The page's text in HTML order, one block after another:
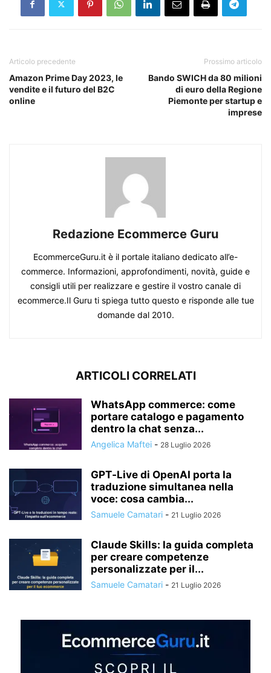
Articolo precedente
Amazon Prime Day 2023, le
vendite e il futuro del B2C
online
Prossimo articolo
Bando SWICH da 80 milioni
di euro della Regione
Piemonte per startup e
imprese
Redazione Ecommerce Guru
EcommerceGuru.it è il portale italiano dedicato all’e-
commerce. Informazioni, approfondimenti, novità, guide e
consigli utili per realizzare e gestire il vostro canale di
ecommerce.Il Guru ti spiega tutto questo e risponde alle tue
domande dal 2010.
ARTICOLI CORRELATI
WhatsApp commerce: come
portare catalogo e pagamento
dentro la chat senza...
Angelica Maftei - 28 Luglio 2026
GPT‑Live di OpenAI porta la
traduzione simultanea nella
voce: cosa cambia...
Samuele Camatari - 21 Luglio 2026
Claude Skills: la guida completa
per creare competenze
personalizzate per il...
Samuele Camatari - 21 Luglio 2026